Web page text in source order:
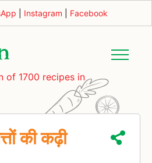
Instagram Facebook
of 1700 recipes in
की कढ़ी